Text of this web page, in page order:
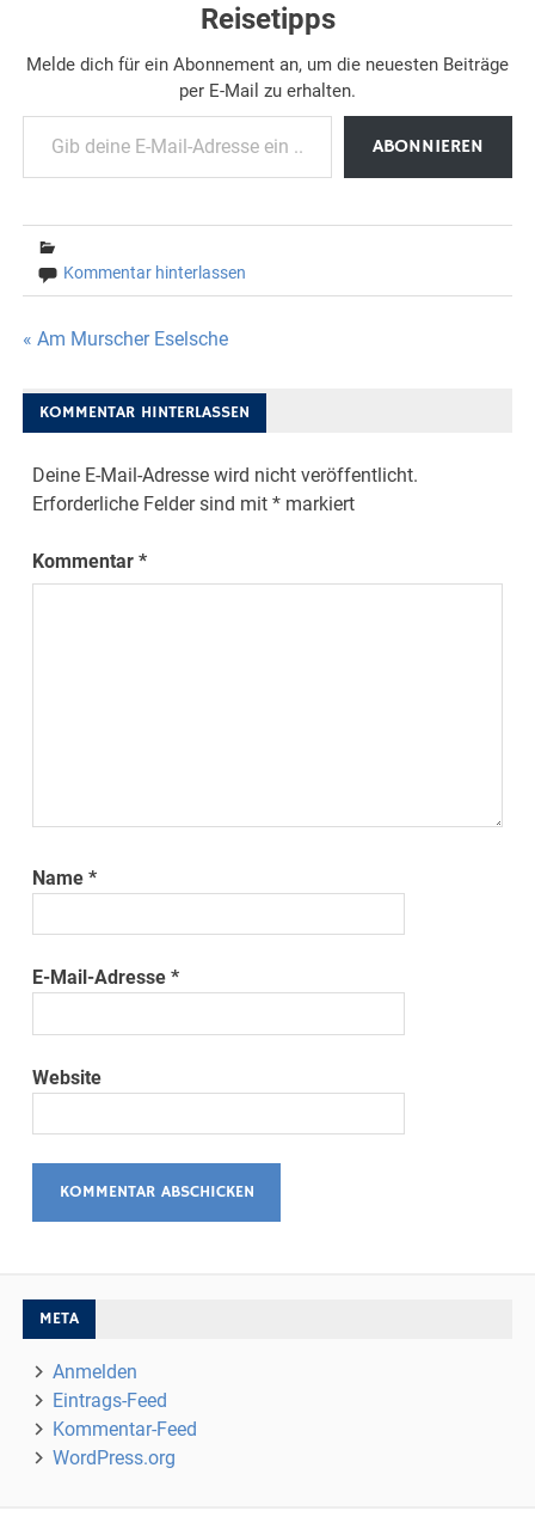
Reisetipps
Melde dich für ein Abonnement an, um die neuesten Beiträge
per E-Mail zu erhalten.
Gib deine E-Mail-Adresse ein ...
ABONNIEREN
Kommentar hinterlassen
Beitragsnavigation
« Am Murscher Eselsche
KOMMENTAR HINTERLASSEN
Deine E-Mail-Adresse wird nicht veröffentlicht.
Erforderliche Felder sind mit* markiert
Kommentar*
Name*
E-Mail-Adresse*
Website
META
Anmelden
Eintrags-Feed
Kommentar-Feed
WordPress.org